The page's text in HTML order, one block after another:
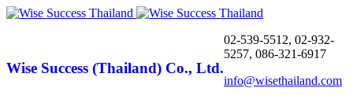
Wise Success (Thailand) Co., Ltd.
02-539-5512, 02-932-
5257, 086-321-6917
info@wisethailand.com